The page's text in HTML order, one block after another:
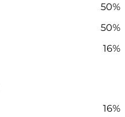
50%
50%
16%
16%